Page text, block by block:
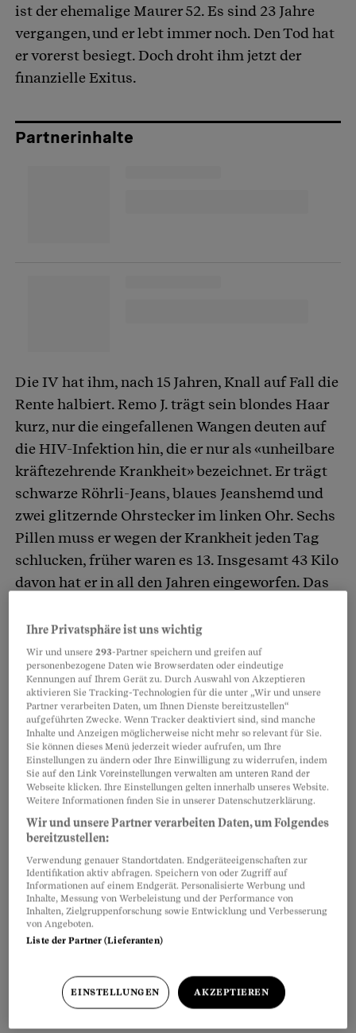
ist der ehemalige Maurer 52. Es sind 23 Jahre
vergangen, und er lebt immer noch. Den Tod hat
er vorerst besiegt. Doch droht ihm jetzt der
finanzielle Exitus.
Partnerinhalte
Die IV hat ihm, nach 15 Jahren, Knall auf Fall die
Rente halbiert. Remo J. trägt sein blondes Haar
kurz, nur die eingefallenen Wangen deuten auf
die HIV-Infektion hin, die er nur als «unheilbare
kräftezehrende Krankheit» bezeichnet. Er trägt
schwarze Röhrli-Jeans, blaues Jeanshemd und
zwei glitzernde Ohrstecker im linken Ohr. Sechs
Pillen muss er wegen der Krankheit jeden Tag
schlucken, früher waren es 13. Insgesamt 43 Kilo
davon hat er in all den Jahren eingeworfen. Das
genug.
15 Jahre lang lebte er von einer vollen IV-Rente.
1900 Franken im Monat. Die wurde ihm nun, auf
den 1. April 2010, halbiert – ohne dass er
vorgängig umfassend medizinisch untersucht
Monate in die HIV-Sprechstunde ins
Universitätsspital Basel.
Ihre Privatsphäre ist uns wichtig
Wir und unsere293-Partner speichern und greifen auf
personenbezogene Daten wie Browserdaten oder eindeutige
Kennungen auf Ihrem Gerät zu. Durch Auswahl von Akzeptieren
aktivieren Sie Tracking-Technologien für die unter „Wir und unsere
Partner verarbeiten Daten, um Ihnen Dienste bereitzustellen“
aufgeführten Zwecke. Wenn Tracker deaktiviert sind, sind manche
Inhalte und Anzeigen möglicherweise nicht mehr so relevant für Sie.
Sie können dieses Menü jederzeit wieder aufrufen, um Ihre
Einstellungen zu ändern oder Ihre Einwilligung zu widerrufen, indem
Sie auf den Link Voreinstellungen verwalten am unteren Rand der
Webseite klicken. Ihre Einstellungen gelten innerhalb unseres Website.
Weitere Informationen finden Sie in unserer Datenschutzerklärung.
Wir und unsere Partner verarbeiten Daten, um Folgendes
bereitzustellen:
Verwendung genauer Standortdaten. Endgeräteeigenschaften zur
Identifikation aktiv abfragen. Speichern von oder Zugriff auf
Informationen auf einem Endgerät. Personalisierte Werbung und
Inhalte, Messung von Werbeleistung und der Performance von
Inhalten, Zielgruppenforschung sowie Entwicklung und Verbesserung
von Angeboten.
Liste der Partner (Lieferanten)
EINSTELLUNGEN AKZEPTIEREN